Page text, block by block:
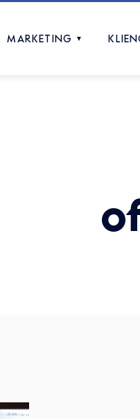
MARKETING ▼